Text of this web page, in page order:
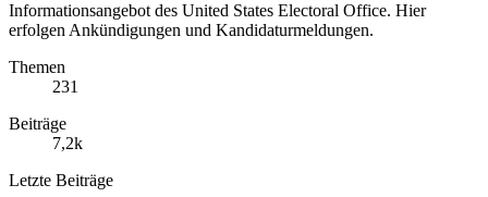
Informationsangebot des United States Electoral Office. Hier
erfolgen Ankündigungen und Kandidaturmeldungen.
Themen
231
Beiträge
7,2k
Letzte Beiträge